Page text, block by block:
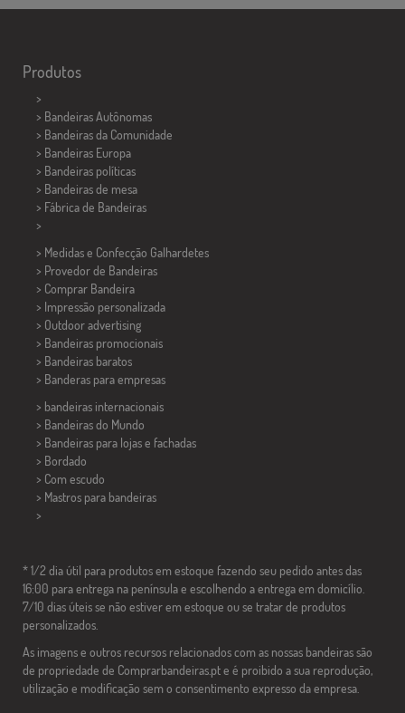
Produtos
>
> Bandeiras Autônomas
> Bandeiras da Comunidade
> Bandeiras Europa
> Bandeiras políticas
> Bandeiras de mesa
> Fábrica de Bandeiras
>
> Medidas e Confecção Galhardetes
> Provedor de Bandeiras
> Comprar Bandeira
> Impressão personalizada
> Outdoor advertising
> Bandeiras promocionais
> Bandeiras baratos
> Banderas para empresas
> bandeiras internacionais
> Bandeiras do Mundo
> Bandeiras para lojas e fachadas
> Bordado
> Com escudo
> Mastros para bandeiras
>
* 1/2 dia útil para produtos em estoque fazendo seu pedido antes das
16:00 para entrega na península e escolhendo a entrega em domicílio.
7/10 dias úteis se não estiver em estoque ou se tratar de produtos
personalizados.
As imagens e outros recursos relacionados com as nossas bandeiras são
de propriedade de Comprarbandeiras.pt e é proibido a sua reprodução,
utilização e modificação sem o consentimento expresso da empresa.